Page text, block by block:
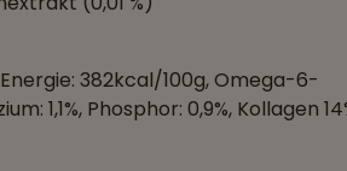
382kcal/100g, Omega-6-
1,1%, Phosphor: 0,9%, Kollagen